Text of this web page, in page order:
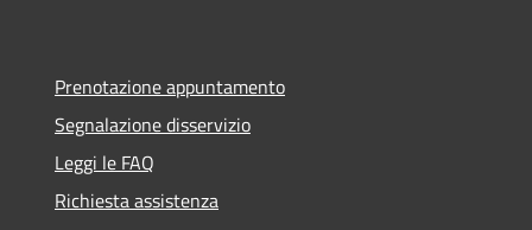
Prenotazione appuntamento
Segnalazione disservizio
Leggi le FAQ
Richiesta assistenza